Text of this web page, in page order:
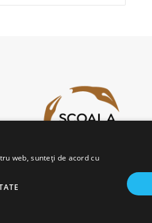
web, sunteți de acord cu